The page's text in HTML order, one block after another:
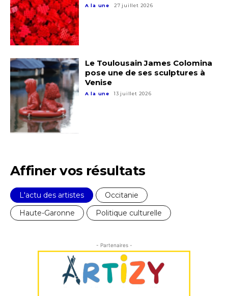
A la une 27 juillet 2026
Le Toulousain James Colomina
pose une de ses sculptures à
Venise
A la une 13 juillet 2026
Affiner vos résultats
L'actu des artistes
Occitanie
Haute-Garonne
Politique culturelle
- Partenaires -